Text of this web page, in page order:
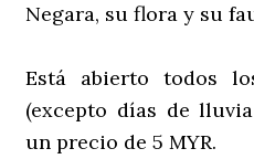
Negara, su flora y su
Está abierto todos
(excepto días de
un precio de 5 MYR.